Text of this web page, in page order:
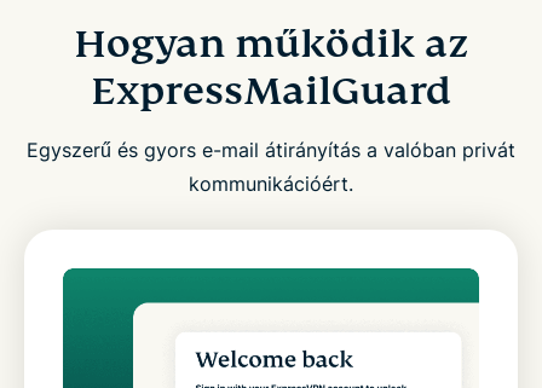
Hogyan működik az
ExpressMailGuard
Egyszerű és gyors e-mail átirányítás a valóban privát
kommunikációért.